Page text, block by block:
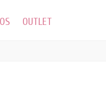
OUTLET